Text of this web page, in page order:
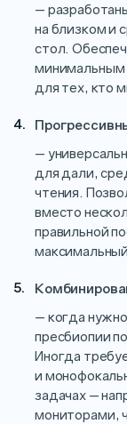
—
на близком и
стол.
минимальным
для тех, кто
—
для дали,
чтения.
вместо
правильной
— когда
пресбиопии
Иногда
и
задачах —
мониторами,